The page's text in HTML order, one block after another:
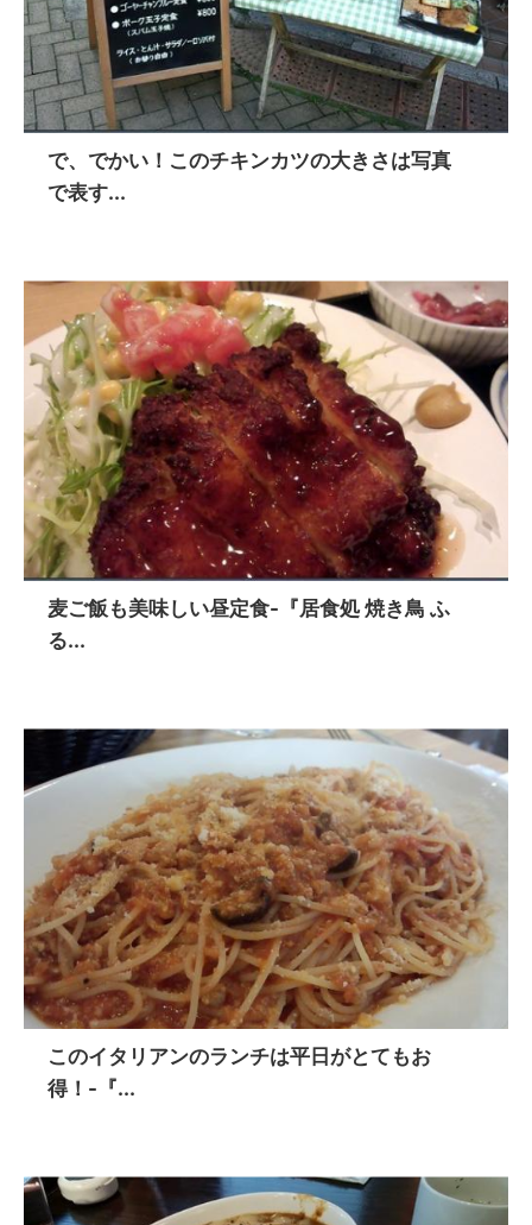
で、でかい！このチキンカツの大きさは写真
で表す...
麦ご飯も美味しい昼定食-『居食処 焼き鳥 ふ
る...
このイタリアンのランチは平日がとてもお
得！-『...